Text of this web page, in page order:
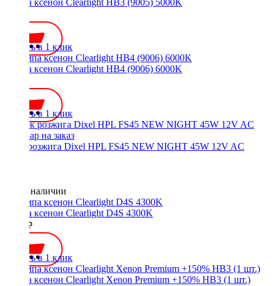
Купить в 1 клик
Лампа ксенон Clearlight HB4 (9006) 6000K
Купить в 1 клик
Блок розжига Dixel HPL FS45 NEW NIGHT 45W 12V AC
Нет в наличии
Лампа ксенон Clearlight D4S 4300K
1400 ₽
Купить в 1 клик
Лампа ксенон Clearlight Xenon Premium +150% HB3 (1 шт.)